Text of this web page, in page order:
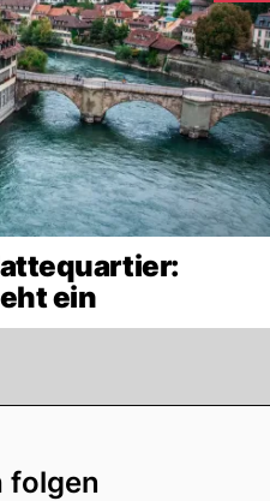
ein
folgen